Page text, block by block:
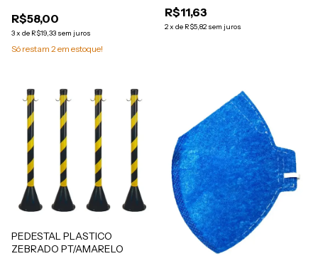
R$58,00
3x de R$19,33 sem juros
Só restam 2 em estoque!
R$11,63
2x de R$5,82 sem juros
PEDESTAL PLASTICO
ZEBRADO PT/AMARELO